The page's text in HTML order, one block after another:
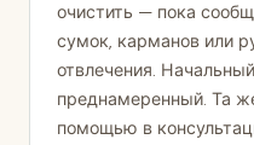
очистить — пока
сумок, карманов или
отвлечения.
преднамеренный. Та
помощью в